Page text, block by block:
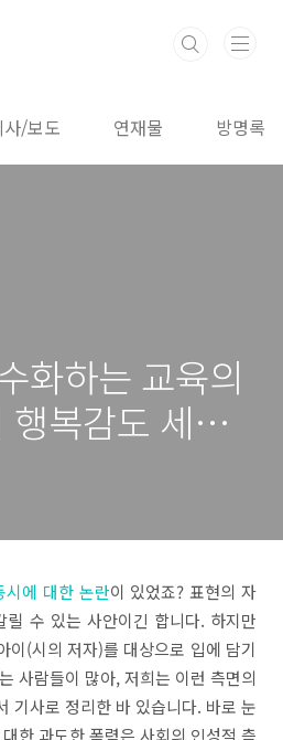
사/보도 연재물 방명록
화하는 교육의
행복감도 세계
시에 대한 논란이 있었죠? 표현의 자
수 있는 사안이긴 합니다. 하지만
이(시의 저자)를 대상으로 입에 담기
사람들이 많아, 저희는 이런 측면의
기사로 정리한 바 있습니다. 바로 눈
한 과도한 폭력은 사회의 인성적 측